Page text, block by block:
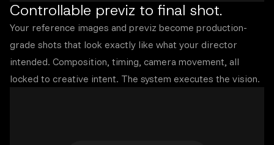
Controllable previz to final shot.
Your reference images and previz become production-
grade shots that look exactly like what your director
intended. Composition, timing, camera movement, all
locked to creative intent. The system executes the vision.